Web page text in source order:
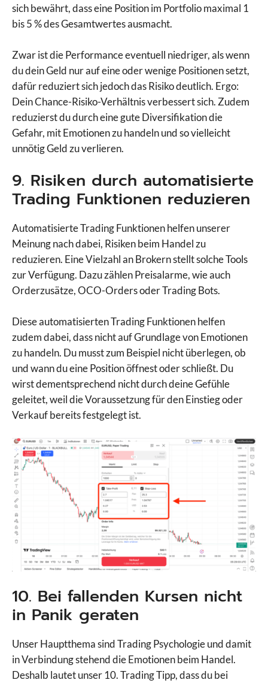
sich bewährt, dass eine Position im Portfolio maximal 1
bis 5 % des Gesamtwertes ausmacht.
Zwar ist die Performance eventuell niedriger, als wenn
du dein Geld nur auf eine oder wenige Positionen setzt,
dafür reduziert sich jedoch das Risiko deutlich. Ergo:
Dein Chance-Risiko-Verhältnis verbessert sich. Zudem
reduzierst du durch eine gute Diversifikation die
Gefahr, mit Emotionen zu handeln und so vielleicht
unnötig Geld zu verlieren.
9. Risiken durch automatisierte
Trading Funktionen reduzieren
Automatisierte Trading Funktionen helfen unserer
Meinung nach dabei, Risiken beim Handel zu
reduzieren. Eine Vielzahl an Brokern stellt solche Tools
zur Verfügung. Dazu zählen Preisalarme, wie auch
Orderzusätze, OCO-Orders oder Trading Bots.
Diese automatisierten Trading Funktionen helfen
zudem dabei, dass nicht auf Grundlage von Emotionen
zu handeln. Du musst zum Beispiel nicht überlegen, ob
und wann du eine Position öffnest oder schließt. Du
wirst dementsprechend nicht durch deine Gefühle
geleitet, weil die Voraussetzung für den Einstieg oder
Verkauf bereits festgelegt ist.
10. Bei fallenden Kursen nicht
in Panik geraten
Unser Hauptthema sind Trading Psychologie und damit
in Verbindung stehend die Emotionen beim Handel.
Deshalb lautet unser 10. Trading Tipp, dass du bei